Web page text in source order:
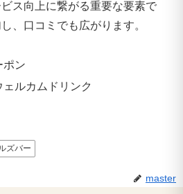
ス向上に繋がる重要な要素で
、口コミでも広がります。
ポン
ルカムドリンク
ズバー
master